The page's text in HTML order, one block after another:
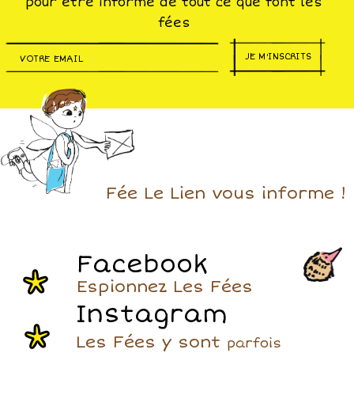
fées
JE M'INSCRITS
Fée Le Lien vous informe !
Facebook
Espionnez Les Fées
Instagram
Les Fées y sont parfois